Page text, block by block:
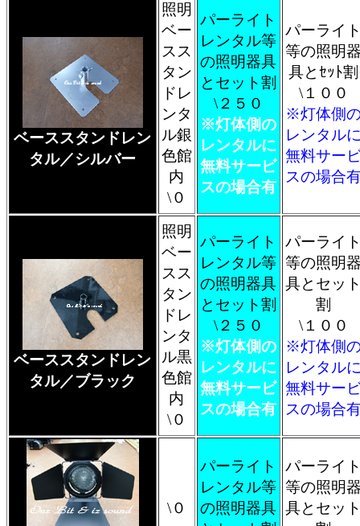
ベーススタンドレン
タル／シルバー
照明
ベー
スス
タン
ドレ
ンタ
ル銀
色館
内
\０
パーライト
レンタル等
の照明器具
とセット割
\２５０
※灯体側の
レンタルに
無料サービ
スの場合有
パーライ
等の照明
具とｾｯﾄ割
\１００
※灯体側
レンタル
無料サー
スの場合
ベーススタンドレン
タル／ブラック
照明
ベー
スス
タン
ドレ
ンタ
ル黒
色館
内
\０
パーライト
レンタル等
の照明器具
とセット割
\２５０
※灯体側の
レンタルに
無料サービ
スの場合有
パーライ
等の照明
具とセッ
割
\１００
※灯体側
レンタル
無料サー
スの場合
\０
パーライト
レンタル等
の照明器具
パーライ
等の照明
具とセッ